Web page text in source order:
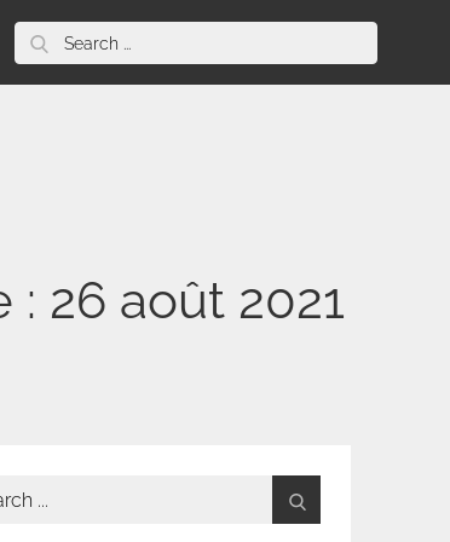
Search
for:
26 août 2021